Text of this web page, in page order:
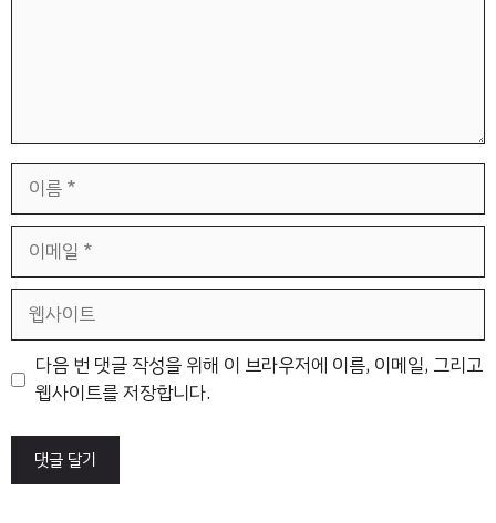
일
트
다음 번 댓글 작성을 위해 이 브라우저에 이름, 이메일, 그리고
웹사이트를 저장합니다.